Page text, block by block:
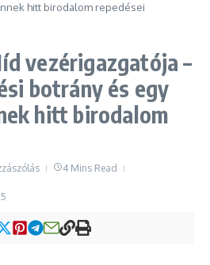
hitt birodalom repedései
vezérigazgatója –
botrány és egy
hitt birodalom
4 Mins Read